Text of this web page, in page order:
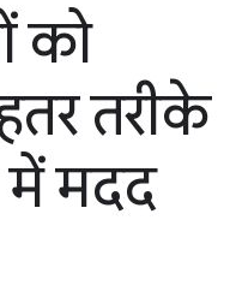
को
तरीके
मदद